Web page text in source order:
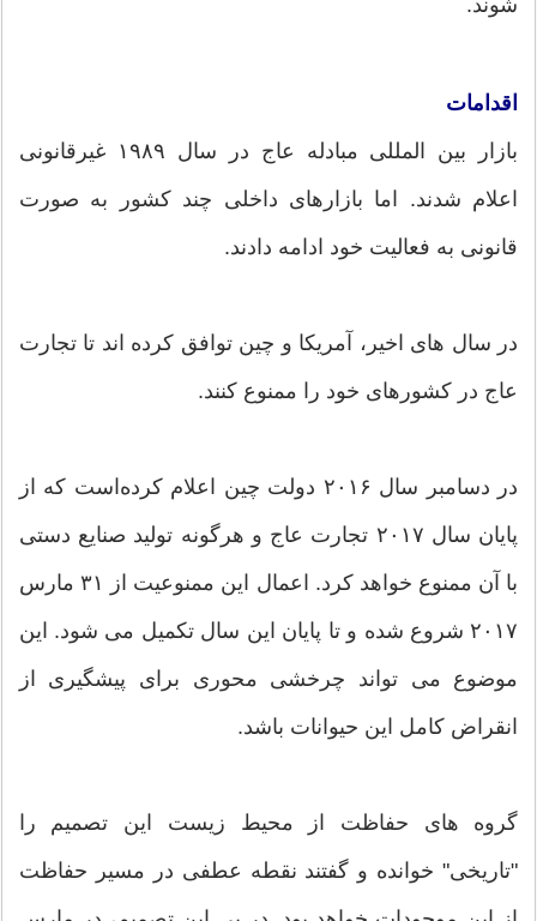
اقدامات
بازار بین المللی مبادله عاج در سال ۱۹۸۹ غیرقانونی
اعلام شدند. اما بازارهای داخلی چند کشور به صورت
قانونی به فعالیت خود ادامه دادند.
در سال های اخیر، آمریکا و چین توافق کرده اند تا تجارت
عاج در کشورهای خود را ممنوع کنند.
در دسامبر سال ۲۰۱۶ دولت چین اعلام کرده‌است که از
پایان سال ۲۰۱۷ تجارت عاج و هرگونه تولید صنایع دستی
با آن ممنوع خواهد کرد. اعمال این ممنوعیت از ۳۱ مارس
۲۰۱۷ شروع شده و تا پایان این سال تکمیل می شود. این
موضوع می تواند چرخشی محوری برای پیشگیری از
انقراض کامل این حیوانات باشد.
گروه های حفاظت از محیط زیست این تصمیم را
"تاریخی" خوانده و گفتند نقطه عطفی در مسیر حفاظت